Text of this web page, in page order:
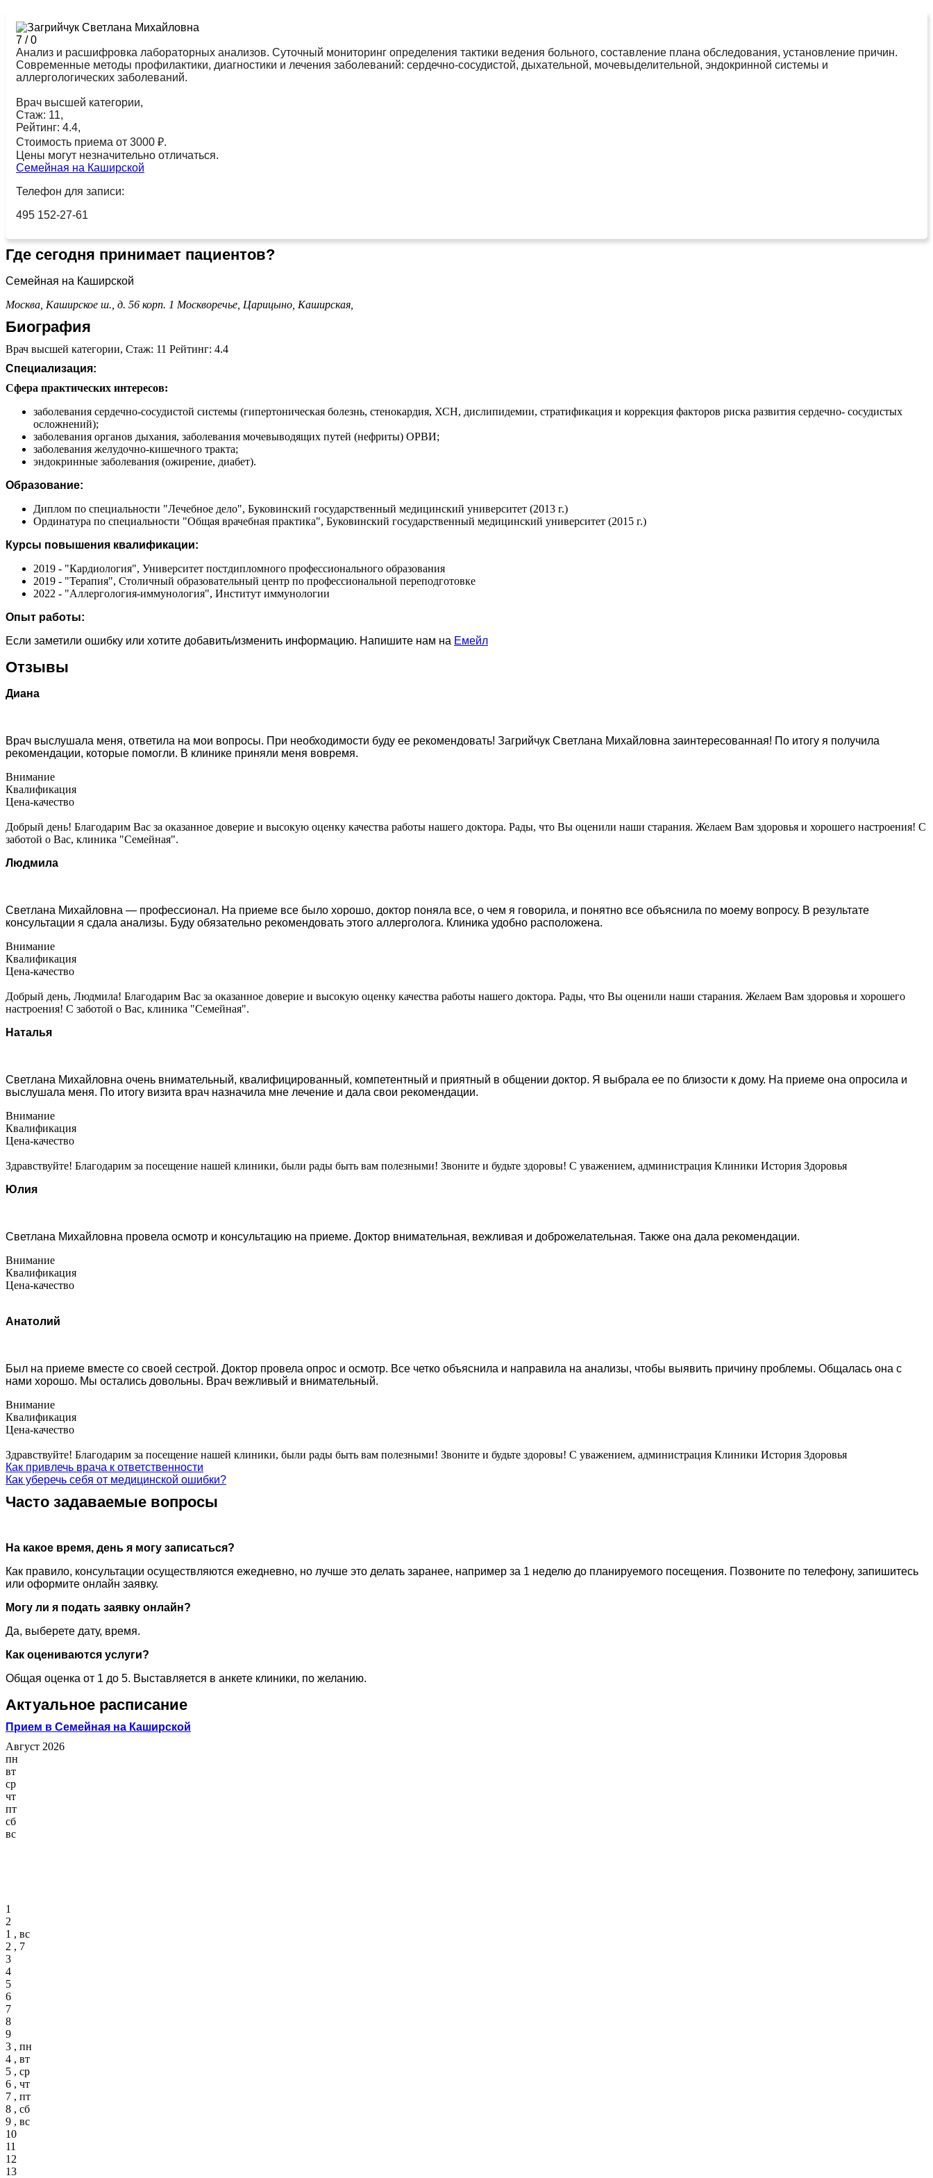
7 /0
Анализ и расшифровка лабораторных анализов. Суточный мониторинг определения тактики ведения больного, составление плана обследования, установление причин.
Современные методы профилактики, диагностики и лечения заболеваний: сердечно-сосудистой, дыхательной, мочевыделительной, эндокринной системы и
аллергологических заболеваний.
Врач высшей категории,
Стаж: 11,
Рейтинг: 4.4,
Стоимость приема от 3000 ₽.
Цены могут незначительно отличаться.
Семейная на Каширской
Телефон для записи:
495 152-27-61
Где сегодня принимает пациентов?
Семейная на Каширской
Москва, Каширское ш., д. 56 корп. 1 Москворечье, Царицыно, Каширская,
Биография
Врач высшей категории, Стаж: 11 Рейтинг: 4.4
Специализация:
Сфера практических интересов:
заболевания сердечно-сосудистой системы (гипертоническая болезнь, стенокардия, ХСН, дислипидемии, стратификация и коррекция факторов риска развития сердечно- сосудистых
осложнений);
заболевания органов дыхания, заболевания мочевыводящих путей (нефриты) ОРВИ;
заболевания желудочно-кишечного тракта;
эндокринные заболевания (ожирение, диабет).
Образование:
Диплом по специальности "Лечебное дело", Буковинский государственный медицинский университет (2013 г.)
Ординатура по специальности "Общая врачебная практика", Буковинский государственный медицинский университет (2015 г.)
Курсы повышения квалификации:
2019 - "Кардиология", Университет постдипломного профессионального образования
2019 - "Терапия", Столичный образовательный центр по профессиональной переподготовке
2022 - "Аллергология-иммунология", Институт иммунологии
Опыт работы:
Если заметили ошибку или хотите добавить/изменить информацию. Напишите нам на Емейл
Отзывы
Диана
Врач выслушала меня, ответила на мои вопросы. При необходимости буду ее рекомендовать! Загрийчук Светлана Михайловна заинтересованная! По итогу я получила
рекомендации, которые помогли. В клинике приняли меня вовремя.
Внимание
Квалификация
Цена-качество
Добрый день! Благодарим Вас за оказанное доверие и высокую оценку качества работы нашего доктора. Рады, что Вы оценили наши старания. Желаем Вам здоровья и хорошего настроения! С
заботой о Вас, клиника "Семейная".
Людмила
Светлана Михайловна — профессионал. На приеме все было хорошо, доктор поняла все, о чем я говорила, и понятно все объяснила по моему вопросу. В результате
консультации я сдала анализы. Буду обязательно рекомендовать этого аллерголога. Клиника удобно расположена.
Внимание
Квалификация
Цена-качество
Добрый день, Людмила! Благодарим Вас за оказанное доверие и высокую оценку качества работы нашего доктора. Рады, что Вы оценили наши старания. Желаем Вам здоровья и хорошего
настроения! С заботой о Вас, клиника "Семейная".
Наталья
Светлана Михайловна очень внимательный, квалифицированный, компетентный и приятный в общении доктор. Я выбрала ее по близости к дому. На приеме она опросила и
выслушала меня. По итогу визита врач назначила мне лечение и дала свои рекомендации.
Внимание
Квалификация
Цена-качество
Здравствуйте! Благодарим за посещение нашей клиники, были рады быть вам полезными! Звоните и будьте здоровы! С уважением, администрация Клиники История Здоровья
Юлия
Светлана Михайловна провела осмотр и консультацию на приеме. Доктор внимательная, вежливая и доброжелательная. Также она дала рекомендации.
Внимание
Квалификация
Цена-качество
Анатолий
Был на приеме вместе со своей сестрой. Доктор провела опрос и осмотр. Все четко объяснила и направила на анализы, чтобы выявить причину проблемы. Общалась она с
нами хорошо. Мы остались довольны. Врач вежливый и внимательный.
Внимание
Квалификация
Цена-качество
Здравствуйте! Благодарим за посещение нашей клиники, были рады быть вам полезными! Звоните и будьте здоровы! С уважением, администрация Клиники История Здоровья
Как привлечь врача к ответственности
Как уберечь себя от медицинской ошибки?
Часто задаваемые вопросы
На какое время, день я могу записаться?
Как правило, консультации осуществляются ежедневно, но лучше это делать заранее, например за 1 неделю до планируемого посещения. Позвоните по телефону, запишитесь
или оформите онлайн заявку.
Могу ли я подать заявку онлайн?
Да, выберете дату, время.
Как оцениваются услуги?
Общая оценка от 1 до 5. Выставляется в анкете клиники, по желанию.
Актуальное расписание
Прием в Семейная на Каширской
Август 2026
пн
вт
ср
чт
пт
сб
вс
1
2
1 , вс
2 , 7
3
4
5
6
7
8
9
3 , пн
4 , вт
5 , ср
6 , чт
7 , пт
8 , сб
9 , вс
10
11
12
13